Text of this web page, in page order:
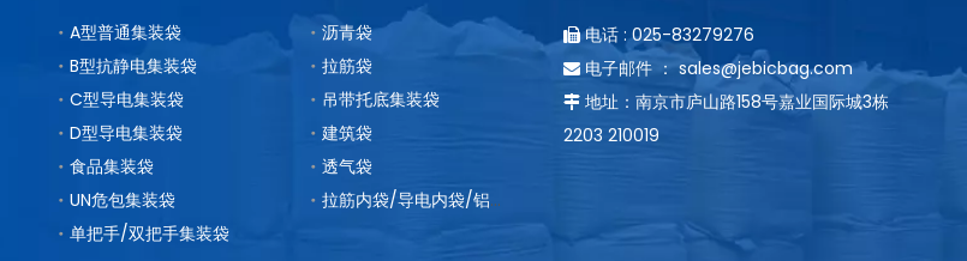
A型普通集装袋
B型抗静电集装袋
C型导电集装袋
D型导电集装袋
食品集装袋
UN危包集装袋
单把手/双把手集装袋
沥青袋
拉筋袋
吊带托底集装袋
建筑袋
透气袋
拉筋内袋/导电内袋/铝箔内袋
电话 : 025-83279276
电子邮件 ： sales@jebicbag.com
地址：南京市庐山路158号嘉业国际城3栋
2203 210019